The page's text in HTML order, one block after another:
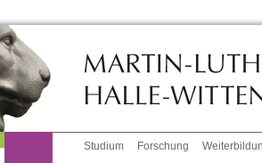
Studium Forschung